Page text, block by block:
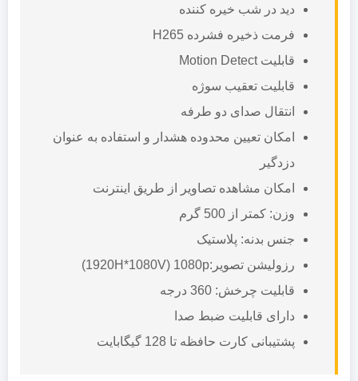
دید در شب خیره کننده
فرمت ذخیره فشرده H265
قابلیت Motion Detect
قابلیت تعقیب سوژه
انتقال صدای دو طرفه
امکان تعیین محدوده هشدار و استفاده به عنوان
دزدگیر
امکان مشاهده تصاویر از طریق اینترنت
وزن: کمتر از 500 گرم
جنس بدنه: پلاستیک
رزولیشن تصویر:1920H*1080V) 1080p)
قابلیت چرخش: 360 درجه
دارای قابلیت ضبط صدا
پشتیبانی کارت حافظه تا 128 گیگابایت